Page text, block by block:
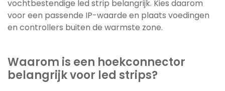
vochtbestendige led strip belangrijk. Kies daarom
voor een passende IP-waarde en plaats voedingen
en controllers buiten de warmste zone.
Waarom is een hoekconnector
belangrijk voor led strips?